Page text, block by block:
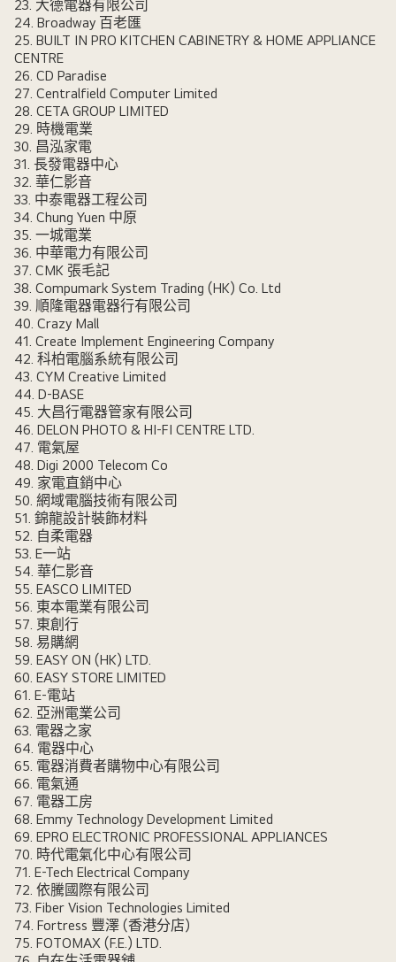
23. 大德電器有限公司
24. Broadway 百老匯
25. BUILT IN PRO KITCHEN CABINETRY & HOME APPLIANCE
CENTRE
26. CD Paradise
27. Centralfield Computer Limited
28. CETA GROUP LIMITED
29. 時機電業
30. 昌泓家電
31. 長發電器中心
32. 華仁影音
33. 中泰電器工程公司
34. Chung Yuen 中原
35. 一城電業
36. 中華電力有限公司
37. CMK 張毛記
38. Compumark System Trading (HK) Co. Ltd
39. 順隆電器電器行有限公司
40. Crazy Mall
41. Create Implement Engineering Company
42. 科柏電腦系統有限公司
43. CYM Creative Limited
44. D-BASE
45. 大昌行電器管家有限公司
46. DELON PHOTO & HI-FI CENTRE LTD.
47. 電氣屋
48. Digi 2000 Telecom Co
49. 家電直銷中心
50. 網域電腦技術有限公司
51. 錦龍設計裝飾材料
52. 自柔電器
53. E一站
54. 華仁影音
55. EASCO LIMITED
56. 東本電業有限公司
57. 東創行
58. 易購網
59. EASY ON (HK) LTD.
60. EASY STORE LIMITED
61. E-電站
62. 亞洲電業公司
63. 電器之家
64. 電器中心
65. 電器消費者購物中心有限公司
66. 電氣通
67. 電器工房
68. Emmy Technology Development Limited
69. EPRO ELECTRONIC PROFESSIONAL APPLIANCES
70. 時代電氣化中心有限公司
71. E-Tech Electrical Company
72. 依騰國際有限公司
73. Fiber Vision Technologies Limited
74. Fortress 豐澤 (香港分店)
75. FOTOMAX (F.E.) LTD.